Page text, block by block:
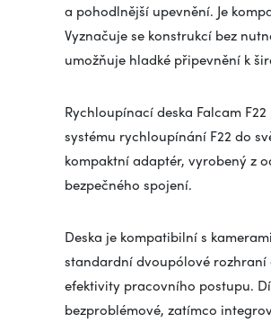
a pohodlnější upevnění. Je
Vyznačuje se konstrukcí bez
umožňuje hladké připevnění k
Rychloupínací deska Falcam
systému rychloupínání F22 do
kompaktní adaptér, vyrobený z
bezpečného spojení.
Deska je kompatibilní s
standardní dvoupólové rozhraní
efektivity pracovního postupu.
bezproblémové, zatímco